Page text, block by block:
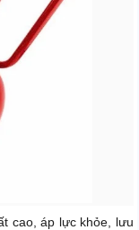
cao, áp lực khỏe, lưu